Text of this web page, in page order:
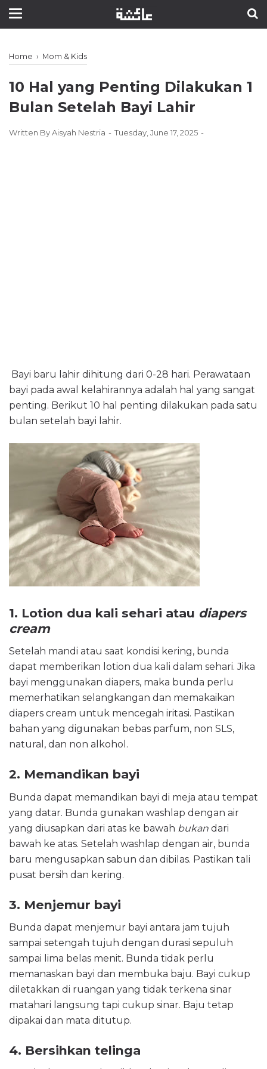
Home › Mom & Kids
10 Hal yang Penting Dilakukan 1
Bulan Setelah Bayi Lahir
Written ByAisyah Nestria Tuesday, June 17, 2025
Bayi baru lahir dihitung dari 0-28 hari. Perawataan
bayi pada awal kelahirannya adalah hal yang sangat
penting. Berikut 10 hal penting dilakukan pada satu
bulan setelah bayi lahir.
1. Lotion dua kali sehari atau diapers
cream
Setelah mandi atau saat kondisi kering, bunda
dapat memberikan lotion dua kali dalam sehari. Jika
bayi menggunakan diapers, maka bunda perlu
memerhatikan selangkangan dan memakaikan
diapers cream untuk mencegah iritasi. Pastikan
bahan yang digunakan bebas parfum, non SLS,
natural, dan non alkohol.
2. Memandikan bayi
Bunda dapat memandikan bayi di meja atau tempat
yang datar. Bunda gunakan washlap dengan air
yang diusapkan dari atas ke bawah bukan dari
bawah ke atas. Setelah washlap dengan air, bunda
baru mengusapkan sabun dan dibilas. Pastikan tali
pusat bersih dan kering.
3. Menjemur bayi
Bunda dapat menjemur bayi antara jam tujuh
sampai setengah tujuh dengan durasi sepuluh
sampai lima belas menit. Bunda tidak perlu
memanaskan bayi dan membuka baju. Bayi cukup
diletakkan di ruangan yang tidak terkena sinar
matahari langsung tapi cukup sinar. Baju tetap
dipakai dan mata ditutup.
4. Bersihkan telinga